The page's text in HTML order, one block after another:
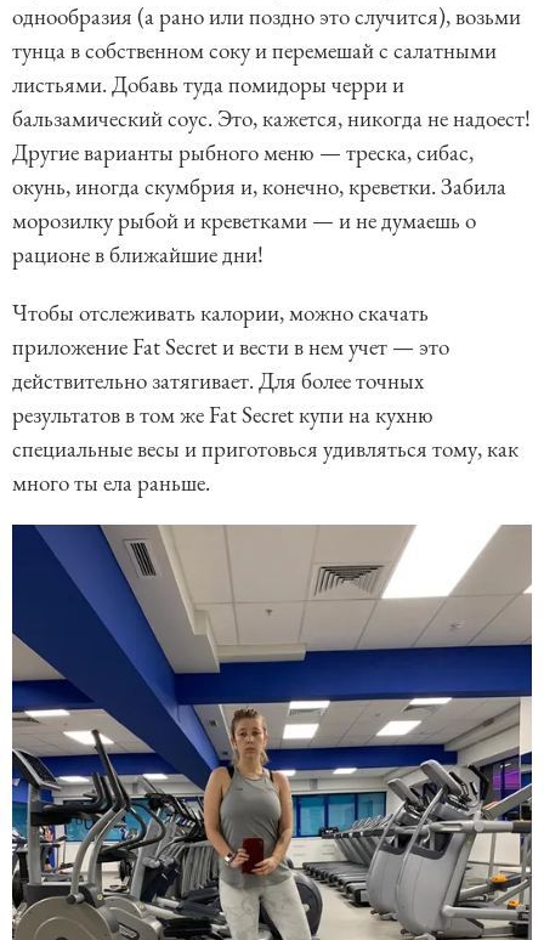
однообразия (а рано или поздно это случится), возьми
тунца в собственном соку и перемешай с салатными
листьями. Добавь туда помидоры черри и
бальзамический соус. Это, кажется, никогда не надоест!
Другие варианты рыбного меню — треска, сибас,
окунь, иногда скумбрия и, конечно, креветки. Забила
морозилку рыбой и креветками — и не думаешь о
рационе в ближайшие дни!
Чтобы отслеживать калории, можно скачать
приложение Fat Secret и вести в нем учет — это
действительно затягивает. Для более точных
результатов в том же Fat Secret купи на кухню
специальные весы и приготовься удивляться тому, как
много ты ела раньше.